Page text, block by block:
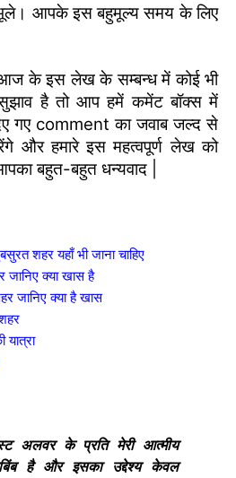
आपके इस बहुमूल्य समय के लिए
के इस लेख के सम्बन्ध में कोई भी
है तो आप हमें कमेंट बॉक्स में
गए comment का जवाब जल्द से
और हमारे इस महत्वपूर्ण लेख को
बहुत-बहुत धन्यवाद |
शहर यहाँ भी जाना चाहिए
क्या खास है
जानिए क्या है खास
यात्रा
अलवर के प्रति मेरी आत्मीय
है और इसका उद्देश्य केवल